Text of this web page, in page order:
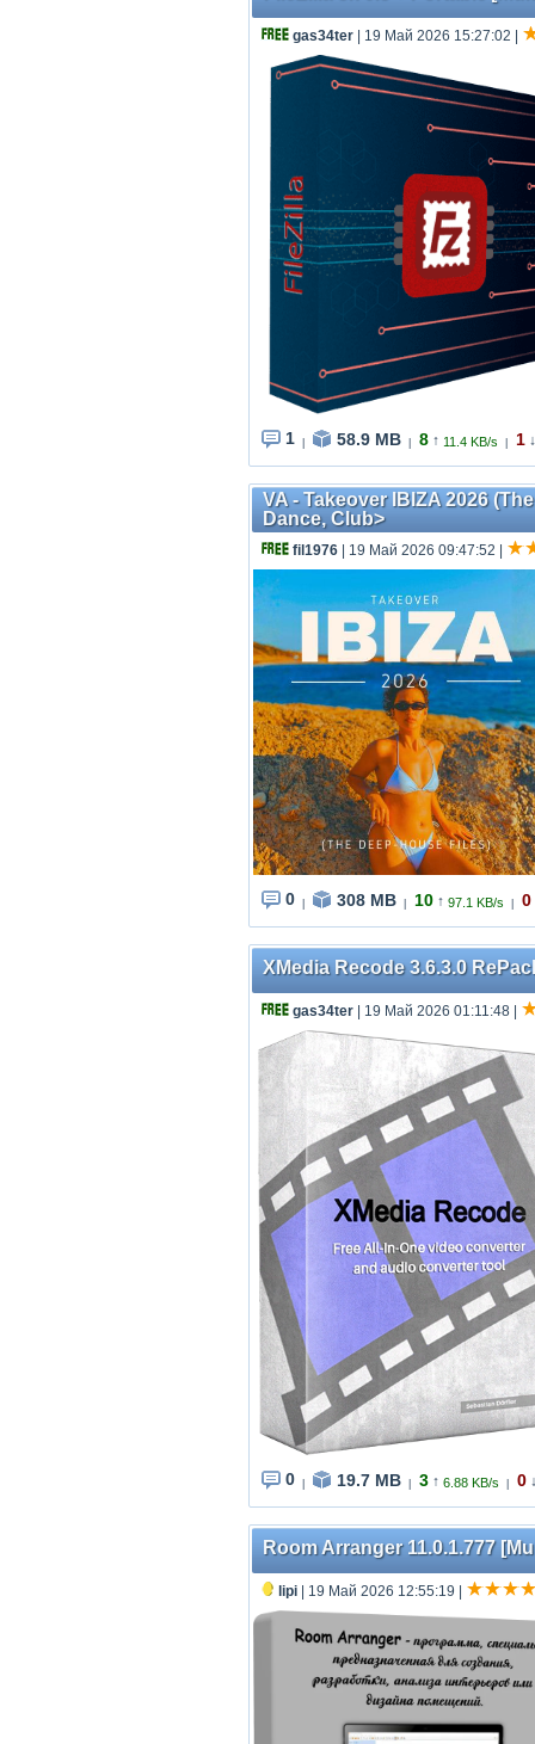
gas34ter | 19 Май 2026 15:27:02
1 58.9 MB 8 ↑ 11.4 KB/s 1 ↓
VA - Takeover IBIZA 2026
Dance, Club>
fil1976 | 19 Май 2026 09:47:52
0 308 MB 10 ↑ 97.1 KB/s 0
XMedia Recode 3.6.3.0
gas34ter | 19 Май 2026 01:11:48
0 19.7 MB 3 ↑ 6.88 KB/s 0
Room Arranger 11.0.1.777
lipi | 19 Май 2026 12:55:19